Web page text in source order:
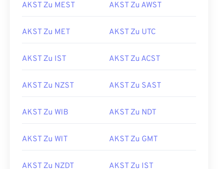
AKST Zu MEST AKST Zu AWST
AKST Zu MET AKST Zu UTC
AKST Zu IST AKST Zu ACST
AKST Zu NZST AKST Zu SAST
AKST Zu WIB AKST Zu NDT
AKST Zu WIT AKST Zu GMT
AKST Zu NZDT AKST Zu IST